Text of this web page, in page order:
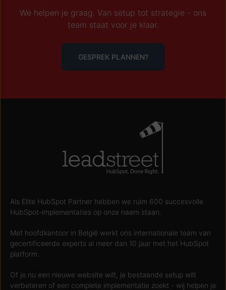
We helpen je graag. Van setup tot strategie - ons
team staat voor je klaar.
GESPREK PLANNEN?
Als Elite HubSpot Partner hebben we ruim 600 succesvolle
HubSpot-implementaties op onze naam staan.
Met hoofdkantoor in België werkt ons internationale team van
gecertificeerde experts al meer dan 10 jaar met het HubSpot
platform.
Of je nu een nieuwe website wilt, je bestaande setup wilt
verbeteren of een complete implementatie zoekt - wij helpen je